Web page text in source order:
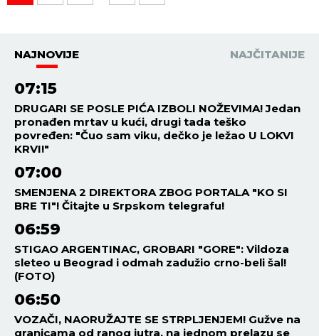
NAJNOVIJE NAJČITANIJE
07:15
DRUGARI SE POSLE PIĆA IZBOLI NOŽEVIMA! Jedan
pronađen mrtav u kući, drugi tada teško
povređen: "Čuo sam viku, dečko je ležao U LOKVI
KRVI!"
07:00
SMENJENA 2 DIREKTORA ZBOG PORTALA "KO SI
BRE TI"! Čitajte u Srpskom telegrafu!
06:59
STIGAO ARGENTINAC, GROBARI "GORE": Vildoza
sleteo u Beograd i odmah zadužio crno-beli šal!
(FOTO)
06:50
VOZAČI, NAORUŽAJTE SE STRPLJENJEM! Gužve na
granicama od ranog jutra, na jednom prelazu se